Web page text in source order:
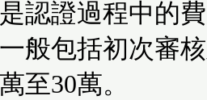
認證過程中的
般包括初次審
至30萬。